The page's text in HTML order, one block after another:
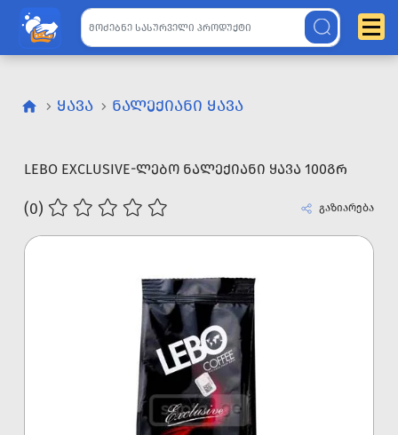
ᲧᲐᲕᲐ ᲜᲐᲚᲔᲥᲘᲐᲜᲘ ᲧᲐᲕᲐ
LEBO EXCLUSIVE-ᲚᲔᲑᲝ ᲜᲐᲚᲔᲥᲘᲐᲜᲘ ᲧᲐᲕᲐ 100ᲒᲠ
(0) გაზიარება